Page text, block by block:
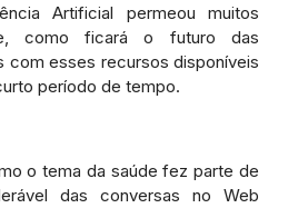
Artificial permeou muitos
como ficará o futuro das
esses recursos disponíveis
período de tempo.
o tema da saúde fez parte de
das conversas no Web